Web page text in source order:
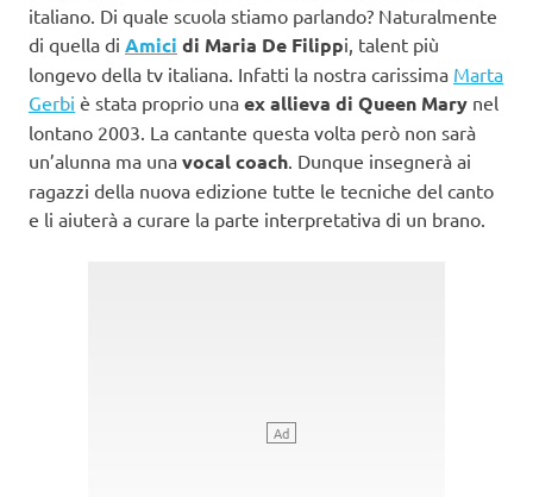
italiano. Di quale scuola stiamo parlando? Naturalmente
di quella di Amici di Maria De Filippi, talent più
longevo della tv italiana. Infatti la nostra carissima Marta
Gerbi è stata proprio una ex allieva di Queen Mary nel
lontano 2003. La cantante questa volta però non sarà
un’alunna ma una vocal coach . Dunque insegnerà ai
ragazzi della nuova edizione tutte le tecniche del canto
e li aiuterà a curare la parte interpretativa di un brano.